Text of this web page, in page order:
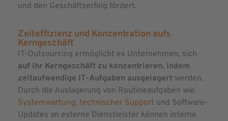
und den Geschäftserfolg fördert.
Zeiteffizienz und Konzentration aufs
Kerngeschäft
IT-Outsourcing ermöglicht es Unternehmen, sich
auf ihr Kerngeschäft zu konzentrieren, indem
zeitaufwendige IT-Aufgaben ausgelagert werden.
Durch die Auslagerung von Routineaufgaben wie
Systemwartung, technischer Support und Software-
Updates an externe Dienstleister können interne